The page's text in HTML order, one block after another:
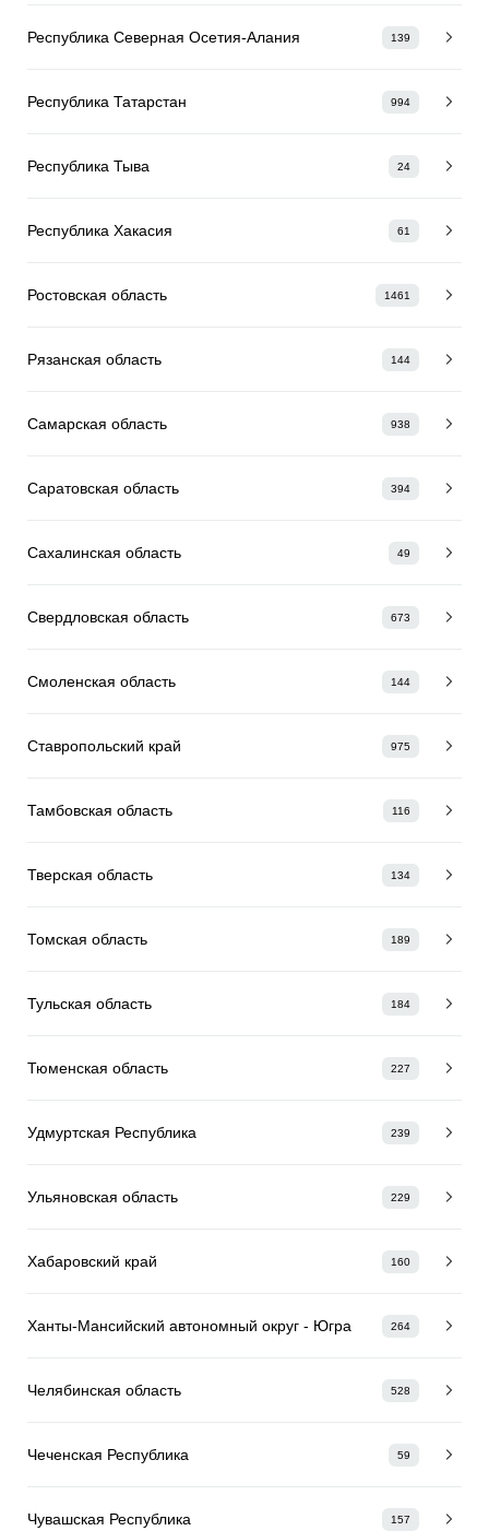
Республика Северная Осетия-Алания 139
Республика Татарстан 994
Республика Тыва 24
Республика Хакасия 61
Ростовская область 1461
Рязанская область 144
Самарская область 938
Саратовская область 394
Сахалинская область 49
Свердловская область 673
Смоленская область 144
Ставропольский край 975
Тамбовская область 116
Тверская область 134
Томская область 189
Тульская область 184
Тюменская область 227
Удмуртская Республика 239
Ульяновская область 229
Хабаровский край 160
Ханты-Мансийский автономный округ - Югра 264
Челябинская область 528
Чеченская Республика 59
Чувашская Республика 157